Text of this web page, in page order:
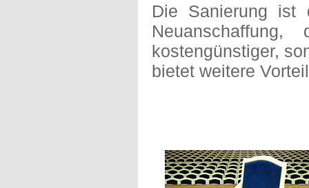
Die Sanierung ist
kostengünstiger,
bietet weitere